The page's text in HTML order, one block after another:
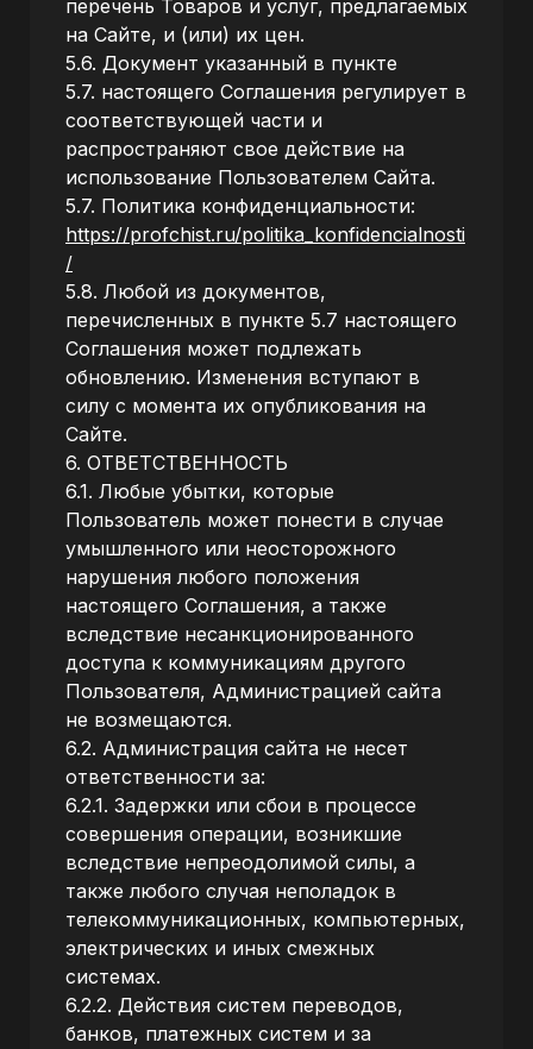
перечень Товаров и услуг, предлагаемых
на Сайте, и (или) их цен.
5.6. Документ указанный в пункте
5.7. настоящего Соглашения регулирует в
соответствующей части и
распространяют свое действие на
использование Пользователем Сайта.
5.7. Политика конфиденциальности:
https://profchist.ru/politika_konfidencialnosti
/
5.8. Любой из документов,
перечисленных в пункте 5.7 настоящего
Соглашения может подлежать
обновлению. Изменения вступают в
силу с момента их опубликования на
Сайте.
6. ОТВЕТСТВЕННОСТЬ
6.1. Любые убытки, которые
Пользователь может понести в случае
умышленного или неосторожного
нарушения любого положения
настоящего Соглашения, а также
вследствие несанкционированного
доступа к коммуникациям другого
Пользователя, Администрацией сайта
не возмещаются.
6.2. Администрация сайта не несет
ответственности за:
6.2.1. Задержки или сбои в процессе
совершения операции, возникшие
вследствие непреодолимой силы, а
также любого случая неполадок в
телекоммуникационных, компьютерных,
электрических и иных смежных
системах.
6.2.2. Действия систем переводов,
банков, платежных систем и за